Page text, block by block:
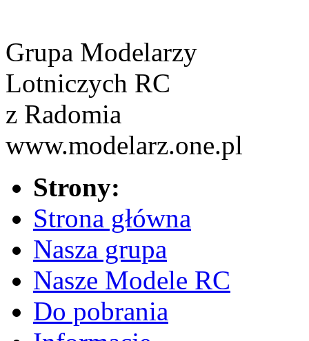
Grupa Modelarzy
Lotniczych RC
z Radomia
www.modelarz.one.pl
Strony:
Strona główna
Nasza grupa
Nasze Modele RC
Do pobrania